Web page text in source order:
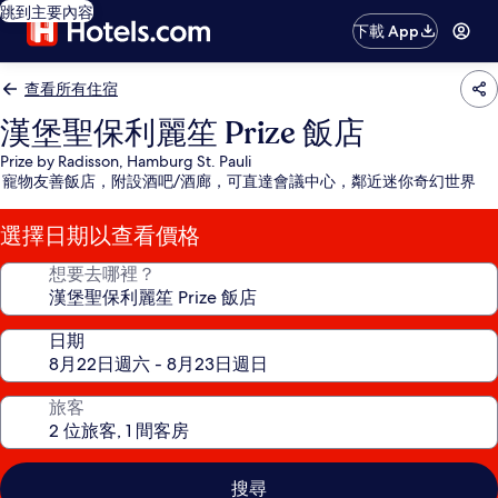
跳到主要內容
下載 App
查看所有住宿
漢堡聖保利麗笙 Prize 飯店
Prize by Radisson, Hamburg St. Pauli
寵物友善飯店，附設酒吧/酒廊，可直達會議中心，鄰近迷你奇幻世界
選擇日期以查看價格
想要去哪裡？
日期
旅客
搜尋